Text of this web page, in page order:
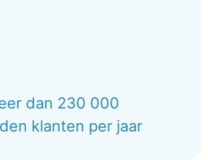
dan 230 000
klanten per jaar